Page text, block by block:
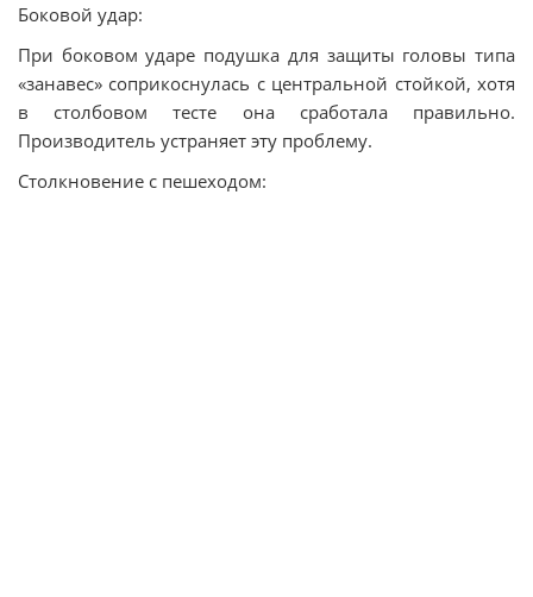
Боковой удар:
При боковом ударе подушка для защиты головы типа
«занавес» соприкоснулась с центральной стойкой, хотя
в столбовом тесте она сработала правильно.
Производитель устраняет эту проблему.
Столкновение с пешеходом: